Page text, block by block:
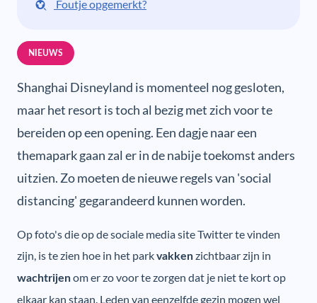
Foutje opgemerkt?
NIEUWS
Shanghai Disneyland is momenteel nog gesloten,
maar het resort is toch al bezig met zich voor te
bereiden op een opening. Een dagje naar een
themapark gaan zal er in de nabije toekomst anders
uitzien. Zo moeten de nieuwe regels van 'social
distancing' gegarandeerd kunnen worden.
Op foto's die op de sociale media site Twitter te vinden
zijn, is te zien hoe in het parkvakkenzichtbaar zijn in
wachtrijenom er zo voor te zorgen dat je niet te kort op
elkaar kan staan. Leden van eenzelfde gezin mogen wel